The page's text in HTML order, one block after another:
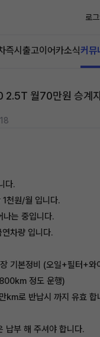
로
즉시출고이어카소식커뮤
2.5T 월70만원 승계
다.
천원/월 입니다.
는 중입니다.
차량 입니다.
기본정비 (오일+필터+와
정도 운행)
km로 반납시 까지 유효 합
납부 해 주셔야 합니다.